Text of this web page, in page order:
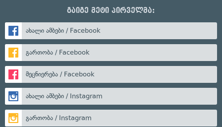
გაიგე მეტი პირველმა:
ახალი ამბები / Facebook
გართობა / Facebook
მეცნიერება / Facebook
ახალი ამბები / Instagram
გართობა / Instagram